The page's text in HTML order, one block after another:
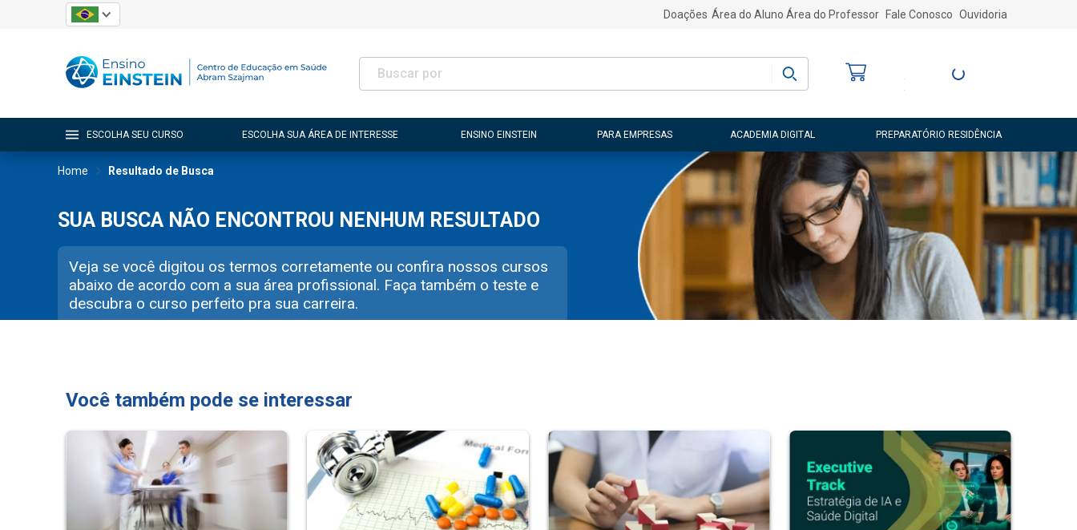
Doações Área do Aluno Área do Professor Fale Conosco Ouvidoria
Entre ou Cadastre-
ESCOLHA SEU CURSO ESCOLHA SUA ÁREA DE INTERESSE ENSINO EINSTEIN PARA EMPRESAS ACADEMIA DIGITAL PREPARATÓRIO RESIDÊNCIA
Home Resultado de Busca
SUA BUSCA NÃO ENCONTROU NENHUM RESULTADO
Veja se você digitou os termos corretamente ou confira nossos cursos
abaixo de acordo com a sua área profissional. Faça também o teste e
descubra o curso perfeito pra sua carreira.
Você também pode se interessar